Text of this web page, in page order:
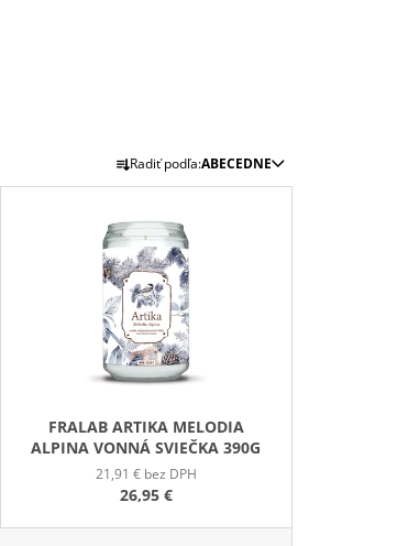
R
A
E
N
I
E
P
R
O
D
U
K
T
Radiť podľa:ABECEDNE
FRALAB ARTIKA MELODIA
ALPINA VONNÁ SVIEČKA 390G
21,91 € bez DPH
26,95 €